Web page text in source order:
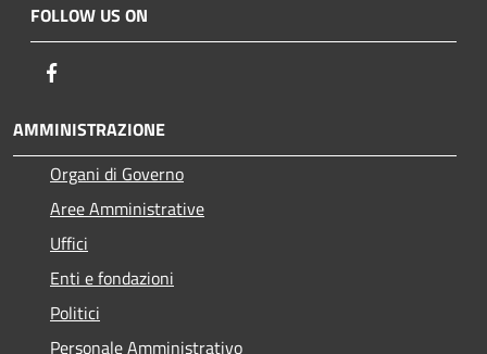
FOLLOW US ON
AMMINISTRAZIONE
Organi di Governo
Aree Amministrative
Uffici
Enti e fondazioni
Politici
Personale Amministrativo